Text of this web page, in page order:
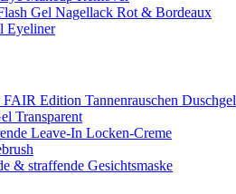
Gel Nagellack Rot & Bordeaux
Eyeliner
Edition Tannenrauschen Duschgel
Transparent
Leave-In Locken-Creme
& straffende Gesichtsmaske